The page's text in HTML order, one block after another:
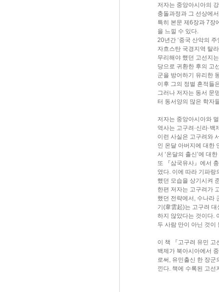
저자는 중앙아시아의
충돌과정과 그 선상에
특히 본문 제6장과 7장
을 느낄 수 있다.
20년간 ‘중국 산악의
자흐스탄 국경지역 탈
무리해야 했던 고선지
당으로 귀환한 후의 고
군을 방어하기 유리한
이후 그의 정벌 흔적들
그러나 저자는 동서 문
터 동서양의 많은 학자
저자는 중앙아시아와
역사는 고구려·신라·
이런 사실은 고구려와
인 온달 아버지에 대한
서 ‘온달의 출신’에 대
또 『삼국유사』에서
였다. 이에 따라 기파
했던 모습을 상기시켜
한편 저자는 고구려가
했던 전략에서, 수나라
기(韋雲起)는 고구려
하지 않았다는 것이다.
두 사람 만이 아닌 것
이 책 『고구려 유민 고
백제가 북아시아에서
로써, 유민출신 한 장군
낀다. 책에 수록된 고